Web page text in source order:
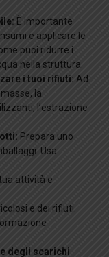
È importante
e applicare le
puoi ridurre i
nella struttura.
i tuoi rifiuti: Ad
la
l’estrazione
Prepara uno
Usa
attività e
e dei rifiuti.
degli scarichi